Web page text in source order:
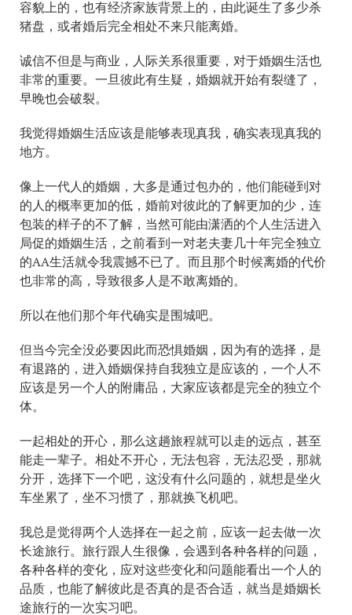
容貌上的，也有经济家族背景上的，由此诞生了多少杀
猪盘，或者婚后完全相处不来只能离婚。
诚信不但是与商业，人际关系很重要，对于婚姻生活也
非常的重要。一旦彼此有生疑，婚姻就开始有裂缝了，
早晚也会破裂。
我觉得婚姻生活应该是能够表现真我，确实表现真我的
地方。
像上一代人的婚姻，大多是通过包办的，他们能碰到对
的人的概率更加的低，婚前对彼此的了解更加的少，连
包装的样子的不了解，当然可能由潇洒的个人生活进入
局促的婚姻生活，之前看到一对老夫妻几十年完全独立
的AA生活就令我震撼不已了。而且那个时候离婚的代价
也非常的高，导致很多人是不敢离婚的。
所以在他们那个年代确实是围城吧。
但当今完全没必要因此而恐惧婚姻，因为有的选择，是
有退路的，进入婚姻保持自我独立是应该的，一个人不
应该是另一个人的附庸品，大家应该都是完全的独立个
体。
一起相处的开心，那么这趟旅程就可以走的远点，甚至
能走一辈子。相处不开心，无法包容，无法忍受，那就
分开，选择下一个吧，这没有什么问题的，就想是坐火
车坐累了，坐不习惯了，那就换飞机吧。
我总是觉得两个人选择在一起之前，应该一起去做一次
长途旅行。旅行跟人生很像，会遇到各种各样的问题，
各种各样的变化，应对这些变化和问题能看出一个人的
品质，也能了解彼此是否真的是否合适，就当是婚姻长
途旅行的一次实习吧。